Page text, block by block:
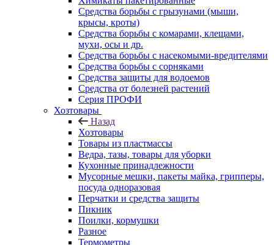
Средства борьбы с грызунами (мыши,
крысы, кроты)
Средства борьбы с комарами, клещами,
мухи, осы и др.
Средства борьбы с насекомыми-вредителями
Средства борьбы с сорняками
Средства защиты для водоемов
Средства от болезней растений
Серия ПРОФИ
Хозтовары
Назад
Хозтовары
Товары из пластмассы
Ведра, тазы, товары для уборки
Кухонные принадлежности
Мусорные мешки, пакеты майка, грипперы,
посуда одноразовая
Перчатки и средства защиты
Пикник
Поилки, кормушки
Разное
Термометры